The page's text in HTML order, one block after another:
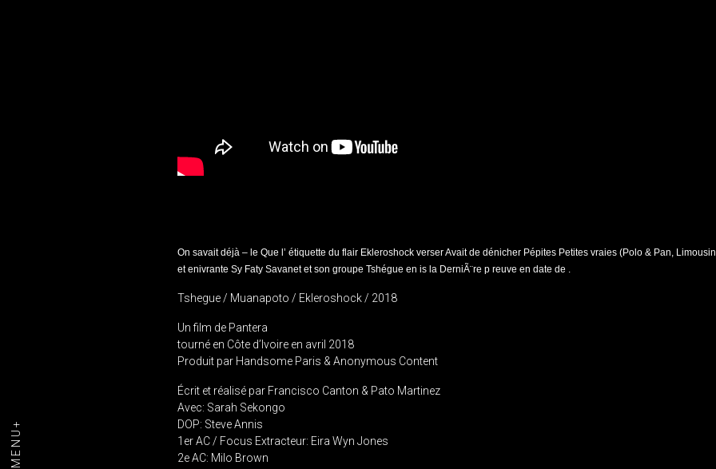
MENU+
On savait déjà – le Que l’ étiquette du flair Ekleroshock verser Avait de dénicher Pépites Petites vraies (Polo & Pan,
et enivrante Sy Faty Savanet et son groupe Tshégue en is la DerniÃ¨re p reuve en date de .
Tshegue / Muanapoto / Ekleroshock / 2018
Un film de Pantera
tourné en Côte d’Ivoire en avril 2018
Produit par Handsome Paris & Anonymous Content
Écrit et réalisé par Francisco Canton & Pato Martinez
Avec: Sarah Sekongo
DOP: Steve Annis
1er AC / Focus Extracteur: Eira Wyn Jones
2e AC: Milo Brown